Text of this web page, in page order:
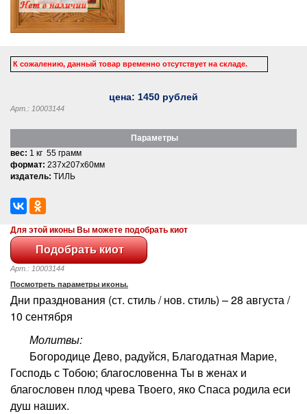
К сожалению, данный товар временно отсутствует на складе.
цена: 1450 рублей
Арт.: 10003144
Параметры
вес: 1 кг 55 грамм
формат: 237x207x60мм
издатель: ТИЛЬ
Для этой иконы Вы можете подобрать киот
Арт.: 10003144
Посмотреть параметры иконы.
Дни празднования (ст. стиль / нов. стиль) – 28 августа /
10 сентября
Молитвы:
Богородице Дево, радуйся, Благодатная Марие,
Господь с Тобою; благословенна Ты в женах и
благословен плод чрева Твоего, яко Спаса родила еси
душ наших.